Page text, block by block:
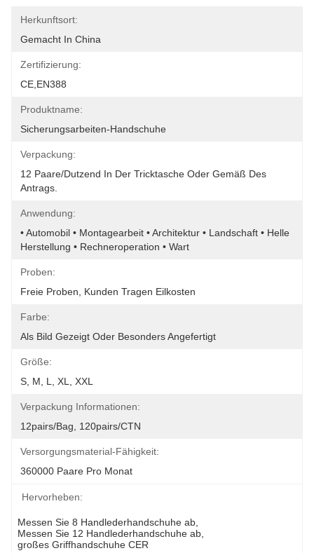
Herkunftsort:
Gemacht In China
Zertifizierung:
CE,EN388
Produktname:
Sicherungsarbeiten-Handschuhe
Verpackung:
12 Paare/Dutzend In Der Tricktasche Oder Gemäß Des
Antrags.
Anwendung:
• Automobil • Montagearbeit • Architektur • Landschaft • Helle
Herstellung • Rechneroperation • Wart
Proben:
Freie Proben, Kunden Tragen Eilkosten
Farbe:
Als Bild Gezeigt Oder Besonders Angefertigt
Größe:
S, M, L, XL, XXL
Verpackung Informationen:
12pairs/bag, 120pairs/CTN
Versorgungsmaterial-Fähigkeit:
360000 Paare Pro Monat
Hervorheben:
Messen Sie 8 Handlederhandschuhe ab
Messen Sie 12 Handlederhandschuhe ab
großes Griffhandschuhe CER